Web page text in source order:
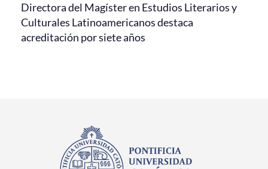
Directora del Magíster en Estudios Literarios y
Culturales Latinoamericanos destaca
acreditación por siete años